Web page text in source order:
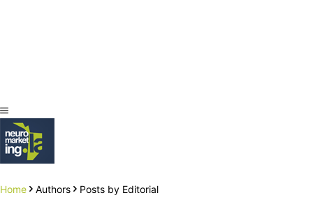
Home Authors Posts by Editorial